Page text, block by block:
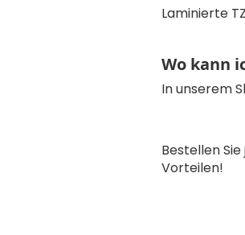
Laminierte
Wo kann
In unserem
Bestellen
Vorteilen!